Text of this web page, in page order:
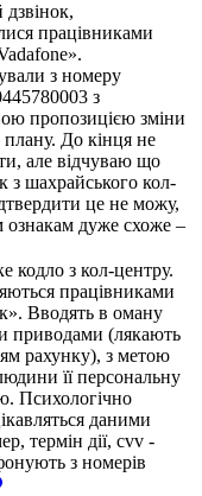
дзвінок,
працівниками
з номеру
з
пропозицією зміни
До кінця не
але відчуваю що
з шахрайського кол-
це не можу,
ознакам дуже схоже –
кодло з кол-центру.
працівниками
Вводять в оману
приводами (лякають
рахунку), з метою
її персональну
Психологічно
даними
термін дії, cvv -
з номерів